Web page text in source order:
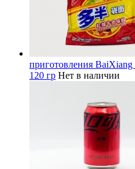
приготовления
120 гр Нет в наличии